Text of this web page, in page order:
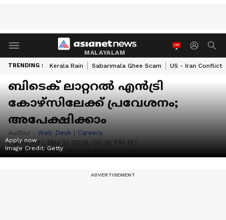
MALAYALAM
TRENDING : Kerala Rain Sabarimala Ghee Scam US - Iran Conflict
ബിടെക് ലാറ്ററൽ എൻട്രി
കോഴ്‌സിലേക്ക് പ്രവേശനം;
അപേക്ഷിക്കാം
Author : Web Desk | Careers
Published : May 12 2026, 03:36 PM IST
Apply now
Image Credit: Getty